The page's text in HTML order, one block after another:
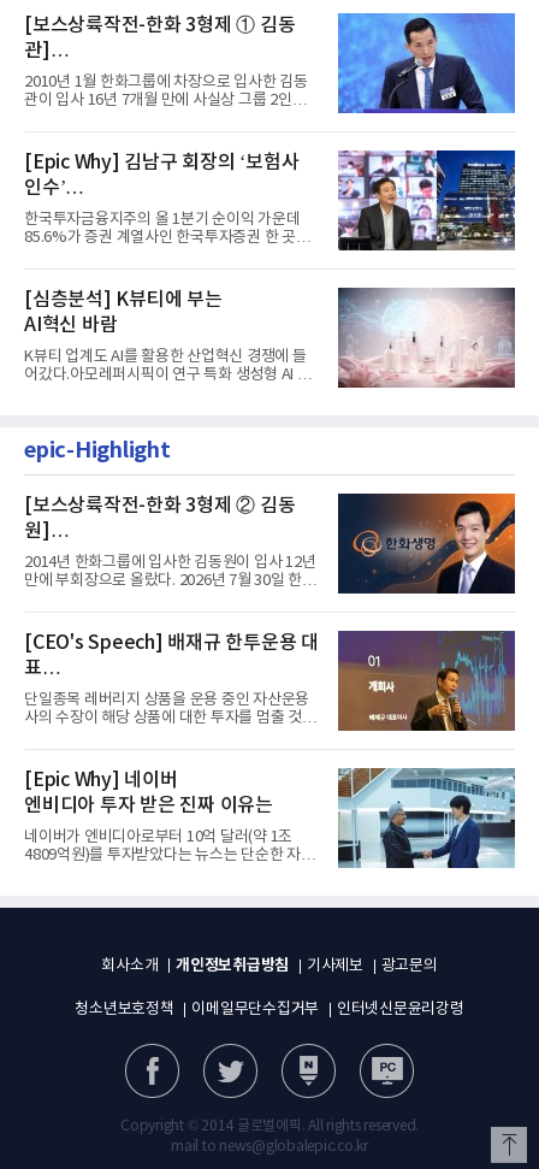
[보스상륙작전-한화 3형제 ① 김동
관]
입사 16년 만에 수석부회장 … 경영승
계 ‘초읽기’
2010년 1월 한화그룹에 차장으로 입사한 김동
관이 입사 16년 7개월 만에 사실상 그룹 2인자
[Epic Why] 김남구 회장의 ‘보험사
인수’
발걸음이 신중해진 배경은?
한국투자금융지주의 올 1분기 순이익 가운데
85.6%가 증권 계열사인 한국투자증권 한 곳에
[심층분석] K뷰티에 부는
AI혁신 바람
K뷰티 업계도 AI를 활용한 산업혁신 경쟁에 들
어갔다.아모레퍼시픽이 연구 특화 생성형 AI 플
epic-Highlight
[보스상륙작전-한화 3형제 ② 김동
원]
입사 12년 만에 금융계열 수장 등극
2014년 한화그룹에 입사한 김동원이 입사 12년
만에 부회장으로 올랐다. 2026년 7월 30일 한화
[CEO's Speech] 배재규 한투운용 대
표
“개별종목 레버리지 투자 지금이라도
멈춰라”
단일종목 레버리지 상품을 운용 중인 자산운용
사의 수장이 해당 상품에 대한 투자를 멈출 것을
[Epic Why] 네이버
엔비디아 투자 받은 진짜 이유는
네이버가 엔비디아로부터 10억 달러(약 1조
4809억원)를 투자받았다는 뉴스는 단순한 자금
회사소개 개인정보취급방침 기사제보 광고문의
청소년보호정책 이메일무단수집거부 인터넷신문윤리강령
Copyright © 2014 글로벌에픽. All rights reserved.
mail to news@globalepic.co.kr